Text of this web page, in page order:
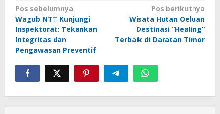
Navigasi
pos
Pos sebelumnya
Wagub NTT Kunjungi
Inspektorat: Tekankan
Integritas dan
Pengawasan Preventif
Pos berikutnya
Wisata Hutan Oeluan
Destinasi “Healing”
Terbaik di Daratan Timor